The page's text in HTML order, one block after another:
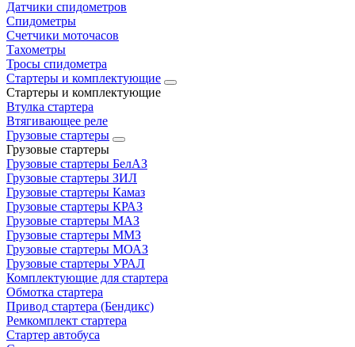
Датчики спидометров
Спидометры
Счетчики моточасов
Тахометры
Тросы спидометра
Стартеры и комплектующие
Стартеры и комплектующие
Втулка стартера
Втягивающее реле
Грузовые стартеры
Грузовые стартеры
Грузовые стартеры БелАЗ
Грузовые стартеры ЗИЛ
Грузовые стартеры Камаз
Грузовые стартеры КРАЗ
Грузовые стартеры МАЗ
Грузовые стартеры ММЗ
Грузовые стартеры МОАЗ
Грузовые стартеры УРАЛ
Комплектующие для стартера
Обмотка стартера
Привод стартера (Бендикс)
Ремкомплект стартера
Стартер автобуса